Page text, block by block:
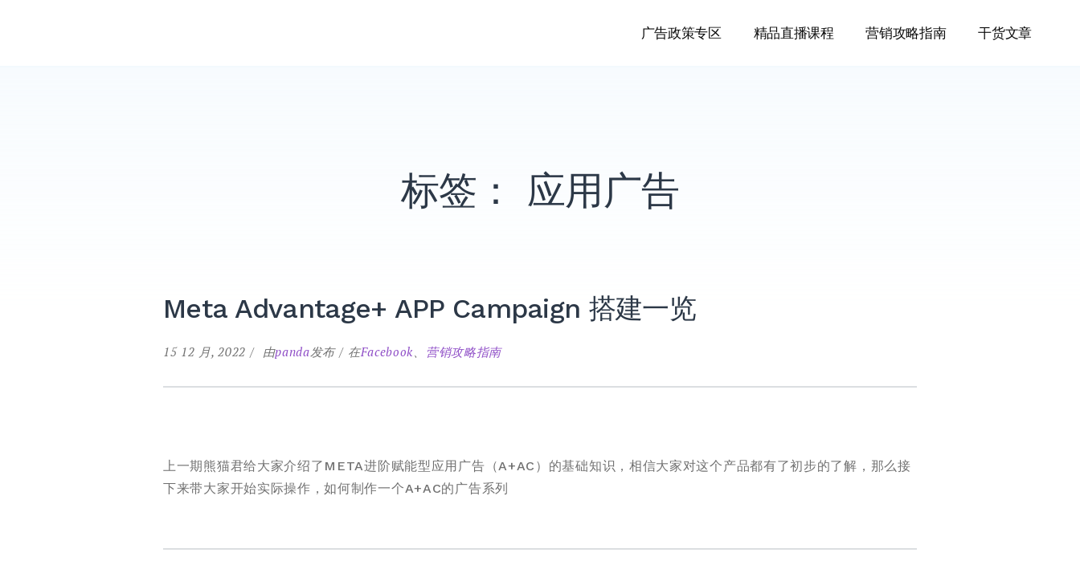
广告政策专区 精品直播课程 营销攻略指南 干货文章
标签： 应用广告
Meta Advantage+ APP Campaign 搭建一览
15 12 月, 2022 由panda发布 在Facebook、 营销攻略指南
上一期熊猫君给大家介绍了META进阶赋能型应用广告（A+AC）的基础知识，相信大家对这个产品都有了初步的了解，那么接
下来带大家开始实际操作，如何制作一个A+AC的广告系列